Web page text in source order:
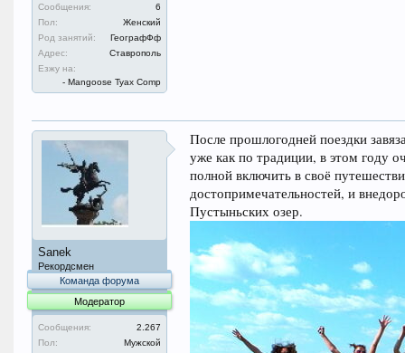
Сообщения:
6
Пол:
Женский
Род занятий:
ГеографФф
Адрес:
Ставрополь
Езжу на:
- Mangoose Tyax Comp
Sanek
Рекордсмен
Команда форума
Модератор
Сообщения:
2.267
Пол:
Мужской
После прошлогодней поездки
уже как по традиции, в этом году
полной включить в своё
достопримечательностей, и
Пустыньских озер.